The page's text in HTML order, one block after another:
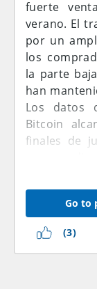
fuerte
verano. El
por un
los
la parte
han
Los datos
Bitcoin
finales de
fondo
nóminas
por parte de
Go to
(3)